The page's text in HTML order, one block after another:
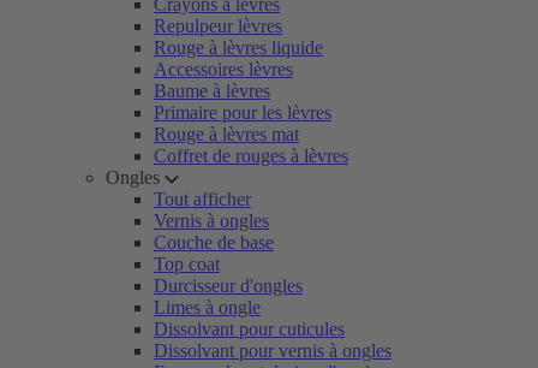
Crayons à lèvres
Repulpeur lèvres
Rouge à lèvres liquide
Accessoires lèvres
Baume à lèvres
Primaire pour les lèvres
Rouge à lèvres mat
Coffret de rouges à lèvres
Ongles
Tout afficher
Vernis à ongles
Couche de base
Top coat
Durcisseur d'ongles
Limes à ongle
Dissolvant pour cuticules
Dissolvant pour vernis à ongles